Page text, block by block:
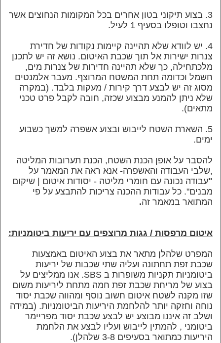
3. בצוע תיקוני בטון אחרים בכל המקומות הנחוצים אשר
נחצבו וטופלו בסעיף 1 לעיל.
4. יש לוודא שלא תהיינה קיימות נקודות של חדירת
צנרות ישירות אל תוך שכבת האיטום. נושא זה יש לתכנן
מלכתחילה, כך שלא תהיינה חדירות של צנרות מים,
חשמל וכדומה תחת המשטח המרוצף. מעבר אלמנטים
מסוג זה יש לבצע דרך קירות / מעקות בלבד. (במקרה
שלא ניתן להמנע מבצוע שכזה, חובה לקבל פרט טכני
מתאים).
5. השארת השטח לייבוש ובצוע אשפרה למשך כשבוע
ימים.
להסבר על אופן הכנת השטח, הכנת תערובות המליטה
,שלבי העבודה והאשפרה- אנא ראה את המאמר על
"עבודה נכונה עם חומרי מליטה - יסודות איטום | שיקום
מבנים". כל עבודות ההכנה צריכות להתבצע על פי
המתואר במאמר זה.
איטום מרפסות / גגות מרוצפים עם יריעות ביטומניות:
המפרט שלהלן מתאר את בצוע האיטום באמצעות
שכבת זפת תחתונה ועליה שתי שכבות של יריעות
ביטומניות תקניות משופרות ב SBS. אנו ממליצים על
בצוע של מריחת שכבת זפת חמה מתחת ליריעות משום
שזו מקנה לשטח איטום חשוב נוסף ומהווה שכבת יסוד
נוחה וחזקה יותר להלחמת היריעות הביטומניות. (במידה
ושלב זה איננו מבוצע יש לבצע שכבת יסוד מפריימר
ביטומני , להמתין לייבוש ועליו לבצע את הלחמת
היריעות כמתואר בסעיפים 3-8 שלהלן).